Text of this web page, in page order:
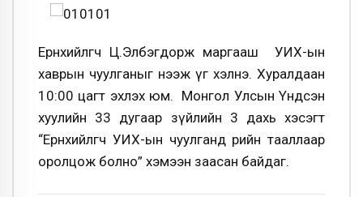
Ерөнхийлөгч Ц.Элбэгдорж маргааш УИХ-ын
хаврын чуулганыг нээж үг хэлнэ. Хуралдаан
10:00 цагт эхлэх юм. Монгол Улсын Yндсэн
хуулийн 33 дугаар зүйлийн 3 дахь хэсэгт
“Ерөнхийлөгч УИХ-ын чуулганд өөрийн тааллаар
оролцож болно” хэмээн заасан байдаг.